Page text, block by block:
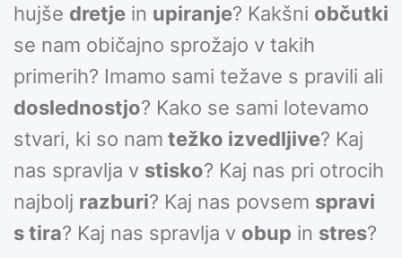
hujše dretje in upiranje? Kakšni občutki
se nam običajno sprožajo v takih
primerih? Imamo sami težave s pravili ali
doslednostjo? Kako se sami lotevamo
stvari, ki so nam težko izvedljive? Kaj
nas spravlja v stisko? Kaj nas pri otrocih
najbolj razburi? Kaj nas povsem spravi
s tira? Kaj nas spravlja v obup in stres?